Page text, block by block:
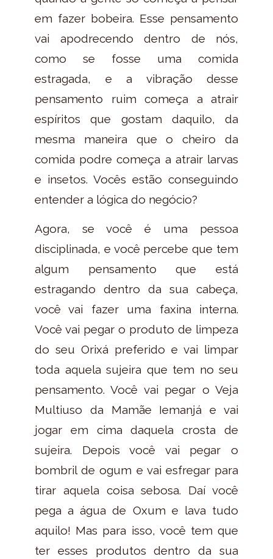
em fazer bobeira. Esse pensamento
vai apodrecendo dentro de nós,
como se fosse uma comida
estragada, e a vibração desse
pensamento ruim começa a atrair
espíritos que gostam daquilo, da
mesma maneira que o cheiro da
comida podre começa a atrair larvas
e insetos. Vocês estão conseguindo
entender a lógica do negócio?
Agora, se você é uma pessoa
disciplinada, e você percebe que tem
algum pensamento que está
estragando dentro da sua cabeça,
você vai fazer uma faxina interna.
Você vai pegar o produto de limpeza
do seu Orixá preferido e vai limpar
toda aquela sujeira que tem no seu
pensamento. Você vai pegar o Veja
Multiuso da Mamãe Iemanjá e vai
jogar em cima daquela crosta de
sujeira. Depois você vai pegar o
bombril de ogum e vai esfregar para
tirar aquela coisa sebosa. Daí você
pega a água de Oxum e lava tudo
aquilo! Mas para isso, você tem que
ter esses produtos dentro da sua